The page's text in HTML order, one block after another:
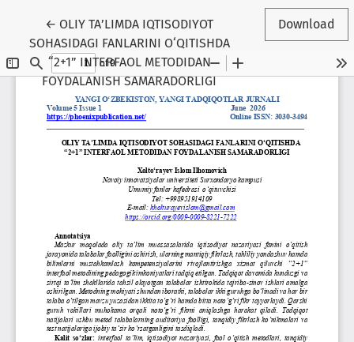
← Return to Article Details
OLIY TA’LIMDA IQTISODIYOT
SOHASIDAGI FANLARINI O‘QITISHDA
“2+1” INTERFAOL METODIDAN
FOYDALANISH SAMARADORLIGI
Download